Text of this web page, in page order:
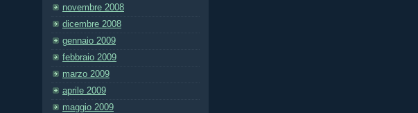
novembre 2008
dicembre 2008
gennaio 2009
febbraio 2009
marzo 2009
aprile 2009
maggio 2009